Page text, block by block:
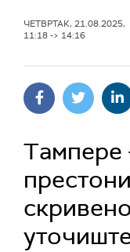
ЧЕТВРТАК, 21.08.2025,
11:18 -> 14:16
Тaмпере